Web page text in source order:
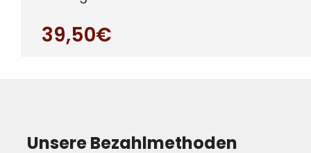
39,50€
Unsere Bezahlmethoden